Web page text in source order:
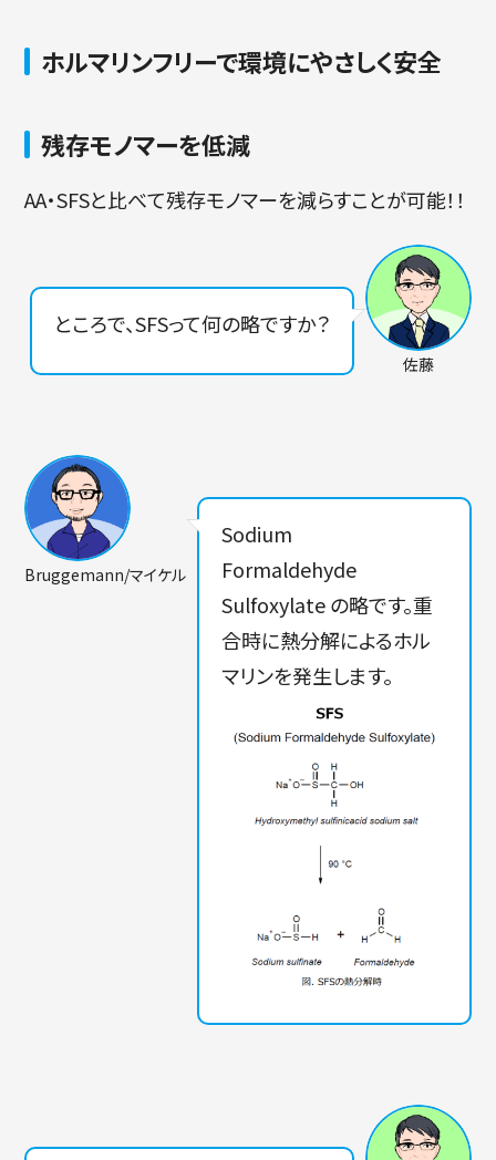
ホルマリンフリーで環境にやさしく安全
残存モノマーを低減
AA・SFSと比べて残存モノマーを減らすことが可能！！
ところで、SFSって何の略ですか？
佐藤
Bruggemann/マイケル
Sodium
Formaldehyde
Sulfoxylate の略です。重
合時に熱分解によるホル
マリンを発生します。